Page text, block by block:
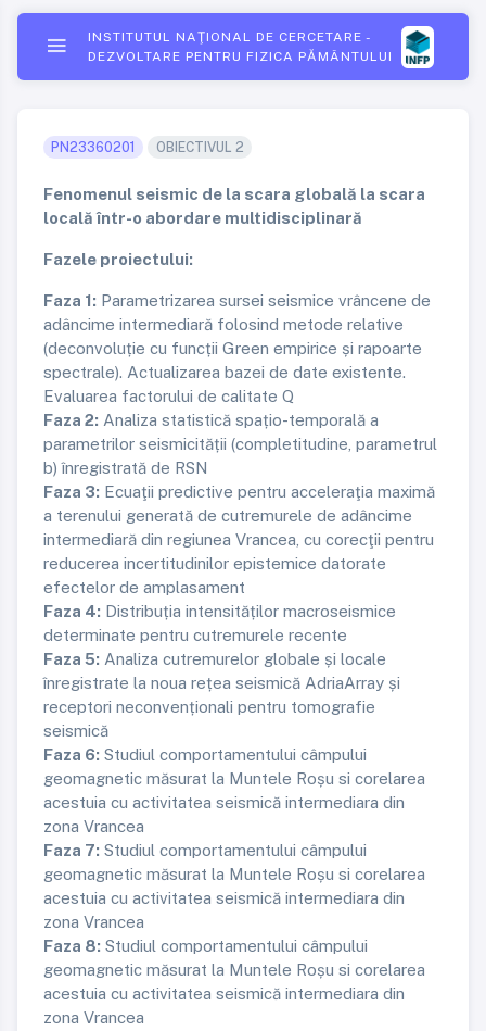
INSTITUTUL NAŢIONAL DE CERCETARE -
DEZVOLTARE PENTRU FIZICA PĂMÂNTULUI
PN23360201 OBIECTIVUL 2
Fenomenul seismic de la scara globală la scara
locală într-o abordare multidisciplinară
Fazele proiectului:
Faza 1: Parametrizarea sursei seismice vrâncene de
adâncime intermediară folosind metode relative
(deconvoluție cu funcții Green empirice și rapoarte
spectrale). Actualizarea bazei de date existente.
Evaluarea factorului de calitate Q
Faza 2: Analiza statistică spațio-temporală a
parametrilor seismicității (completitudine, parametrul
b) înregistrată de RSN
Faza 3: Ecuaţii predictive pentru acceleraţia maximă
a terenului generată de cutremurele de adâncime
intermediară din regiunea Vrancea, cu corecţii pentru
reducerea incertitudinilor epistemice datorate
efectelor de amplasament
Faza 4: Distribuția intensităților macroseismice
determinate pentru cutremurele recente
Faza 5: Analiza cutremurelor globale și locale
înregistrate la noua rețea seismică AdriaArray și
receptori neconvenționali pentru tomografie
seismică
Faza 6: Studiul comportamentului câmpului
geomagnetic măsurat la Muntele Roșu si corelarea
acestuia cu activitatea seismică intermediara din
zona Vrancea
Faza 7: Studiul comportamentului câmpului
geomagnetic măsurat la Muntele Roșu si corelarea
acestuia cu activitatea seismică intermediara din
zona Vrancea
Faza 8: Studiul comportamentului câmpului
geomagnetic măsurat la Muntele Roșu si corelarea
acestuia cu activitatea seismică intermediara din
zona Vrancea